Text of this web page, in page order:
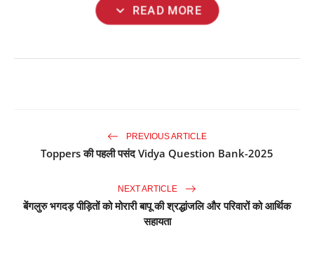
expand_more READ MORE
PREVIOUS ARTICLE
Toppers की पहली पसंद Vidya Question Bank-2025
NEXT ARTICLE
बेंगलुरु भगदड़ पीड़ितों को मोरारी बापू की श्रद्धांजलि और परिवारों को आर्थिक
सहायता